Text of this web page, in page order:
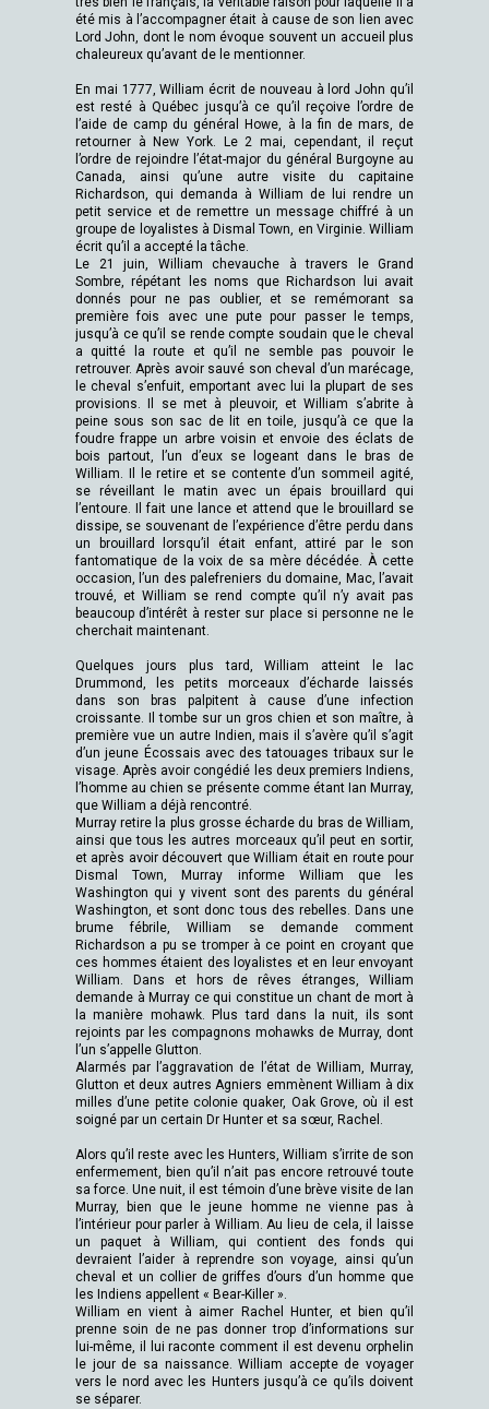
été mis à l’accompagner était à cause de son lien avec
Lord John, dont le nom évoque souvent un accueil plus
chaleureux qu’avant de le mentionner.
En mai 1777, William écrit de nouveau à lord John qu’il
est resté à Québec jusqu’à ce qu’il reçoive l’ordre de
l’aide de camp du général Howe, à la fin de mars, de
retourner à New York. Le 2 mai, cependant, il reçut
l’ordre de rejoindre l’état-major du général Burgoyne au
Canada, ainsi qu’une autre visite du capitaine
Richardson, qui demanda à William de lui rendre un
petit service et de remettre un message chiffré à un
groupe de loyalistes à Dismal Town, en Virginie. William
écrit qu’il a accepté la tâche.
Le 21 juin, William chevauche à travers le Grand
Sombre, répétant les noms que Richardson lui avait
donnés pour ne pas oublier, et se remémorant sa
première fois avec une pute pour passer le temps,
jusqu’à ce qu’il se rende compte soudain que le cheval
a quitté la route et qu’il ne semble pas pouvoir le
retrouver. Après avoir sauvé son cheval d’un marécage,
le cheval s’enfuit, emportant avec lui la plupart de ses
provisions. Il se met à pleuvoir, et William s’abrite à
peine sous son sac de lit en toile, jusqu’à ce que la
foudre frappe un arbre voisin et envoie des éclats de
bois partout, l’un d’eux se logeant dans le bras de
William. Il le retire et se contente d’un sommeil agité,
se réveillant le matin avec un épais brouillard qui
l’entoure. Il fait une lance et attend que le brouillard se
dissipe, se souvenant de l’expérience d’être perdu dans
un brouillard lorsqu’il était enfant, attiré par le son
fantomatique de la voix de sa mère décédée. À cette
occasion, l’un des palefreniers du domaine, Mac, l’avait
trouvé, et William se rend compte qu’il n’y avait pas
beaucoup d’intérêt à rester sur place si personne ne le
cherchait maintenant.
Quelques jours plus tard, William atteint le lac
Drummond, les petits morceaux d’écharde laissés
dans son bras palpitent à cause d’une infection
croissante. Il tombe sur un gros chien et son maître, à
première vue un autre Indien, mais il s’avère qu’il s’agit
d’un jeune Écossais avec des tatouages tribaux sur le
visage. Après avoir congédié les deux premiers Indiens,
l’homme au chien se présente comme étant Ian Murray,
que William a déjà rencontré.
Murray retire la plus grosse écharde du bras de William,
ainsi que tous les autres morceaux qu’il peut en sortir,
et après avoir découvert que William était en route pour
Dismal Town, Murray informe William que les
Washington qui y vivent sont des parents du général
Washington, et sont donc tous des rebelles. Dans une
brume fébrile, William se demande comment
Richardson a pu se tromper à ce point en croyant que
ces hommes étaient des loyalistes et en leur envoyant
William. Dans et hors de rêves étranges, William
demande à Murray ce qui constitue un chant de mort à
la manière mohawk. Plus tard dans la nuit, ils sont
rejoints par les compagnons mohawks de Murray, dont
l’un s’appelle Glutton.
Alarmés par l’aggravation de l’état de William, Murray,
Glutton et deux autres Agniers emmènent William à dix
milles d’une petite colonie quaker, Oak Grove, où il est
soigné par un certain Dr Hunter et sa sœur, Rachel.
Alors qu’il reste avec les Hunters, William s’irrite de son
enfermement, bien qu’il n’ait pas encore retrouvé toute
sa force. Une nuit, il est témoin d’une brève visite de Ian
Murray, bien que le jeune homme ne vienne pas à
l’intérieur pour parler à William. Au lieu de cela, il laisse
un paquet à William, qui contient des fonds qui
devraient l’aider à reprendre son voyage, ainsi qu’un
cheval et un collier de griffes d’ours d’un homme que
les Indiens appellent « Bear-Killer ».
William en vient à aimer Rachel Hunter, et bien qu’il
prenne soin de ne pas donner trop d’informations sur
lui-même, il lui raconte comment il est devenu orphelin
le jour de sa naissance. William accepte de voyager
vers le nord avec les Hunters jusqu’à ce qu’ils doivent
se séparer.